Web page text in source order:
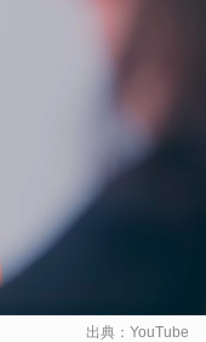
出典： YouTube